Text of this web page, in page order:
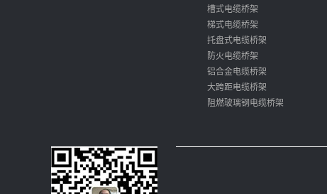
槽式电缆桥架
梯式电缆桥架
托盘式电缆桥架
防火电缆桥架
铝合金电缆桥架
大跨距电缆桥架
阻燃玻璃钢电缆桥架